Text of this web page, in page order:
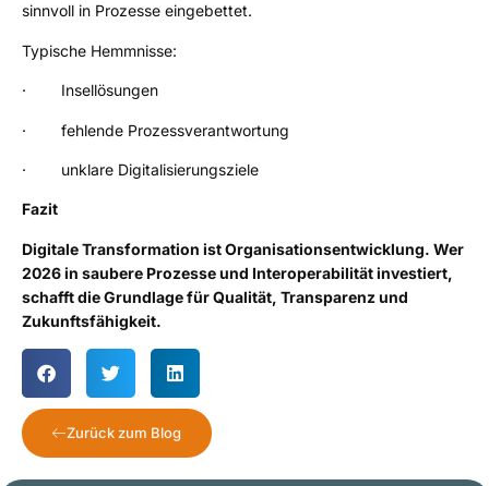
sinnvoll in Prozesse eingebettet.
Typische Hemmnisse:
· Insellösungen
· fehlende Prozessverantwortung
· unklare Digitalisierungsziele
Fazit
Digitale Transformation ist Organisationsentwicklung. Wer
2026 in saubere Prozesse und Interoperabilität investiert,
schafft die Grundlage für Qualität, Transparenz und
Zukunftsfähigkeit.
Zurück zum Blog